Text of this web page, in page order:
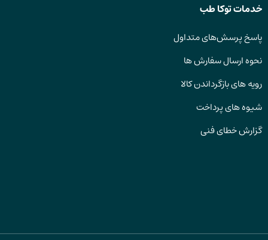
خدمات توکا طب
پاسخ پرسش‌های متداول
نحوه ارسال سفارش ها
رویه های بازگرداندن کالا
شیوه های پرداخت
گزارش خطای فنی